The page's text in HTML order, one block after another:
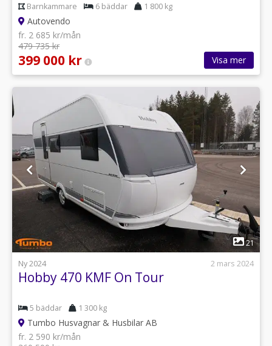
Barnkammare 6 bäddar 1 800 kg
Autovendo
fr. 2 685 kr/mån
479 735 kr
399 000 kr Visa mer
21
Ny 2024
2 mars 2024
Hobby 470 KMF On Tour
5 bäddar 1 300 kg
Tumbo Husvagnar & Husbilar AB
fr. 2 590 kr/mån